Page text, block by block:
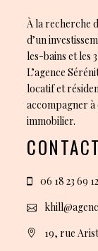
À la recherche
d’un
les-bains et les
L’agence
locatif et
accompagner
immobilier.
CONTACT
06 18 23 69 12
19, rue